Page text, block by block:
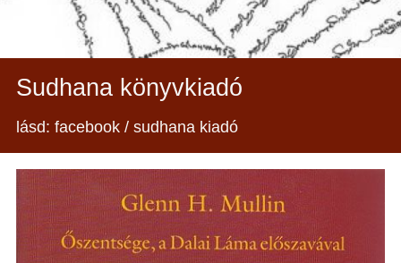
Sudhana könyvkiadó
lásd: facebook / sudhana kiadó